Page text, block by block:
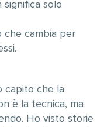
significa solo
che cambia per
capito che la
è la tecnica, ma
Ho visto storie